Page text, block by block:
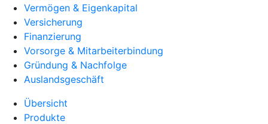
Vermögen & Eigenkapital
Versicherung
Finanzierung
Vorsorge & Mitarbeiterbindung
Gründung & Nachfolge
Auslandsgeschäft
Übersicht
Produkte